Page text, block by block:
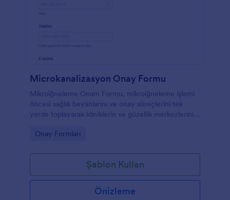
Microkanalizasyon Onay Formu
Mikroiğneleme Onam Formu, mikroiğneleme işlemi
öncesi sağlık beyanlarını ve onay süreçlerini tek
yerde toplayarak kliniklerin ve güzellik merkezlerinin
kolaylaştırmasına yardımcı olur.
Go to Category:
Onay Formları
Şablon Kullan
Önizleme